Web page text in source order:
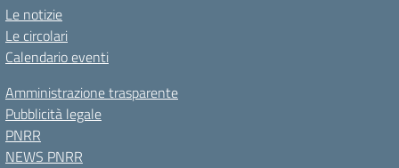
Le notizie
Le circolari
Calendario eventi
Amministrazione trasparente
Pubblicità legale
PNRR
NEWS PNRR